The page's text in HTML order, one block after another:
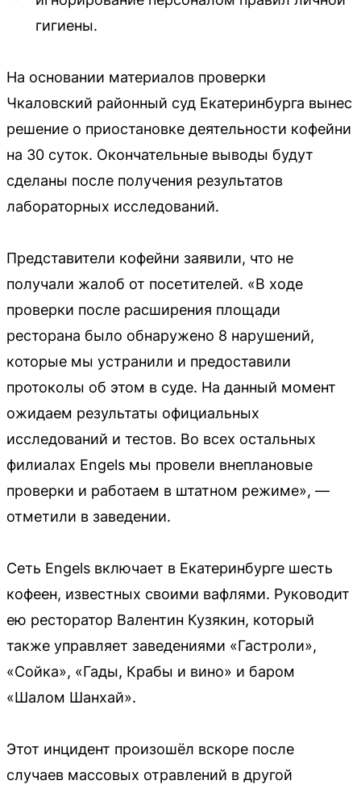
гигиены.
На основании материалов проверки
Чкаловский районный суд Екатеринбурга вынес
решение о приостановке деятельности кофейни
на 30 суток. Окончательные выводы будут
сделаны после получения результатов
лабораторных исследований.
Представители кофейни заявили, что не
получали жалоб от посетителей. «В ходе
проверки после расширения площади
ресторана было обнаружено 8 нарушений,
которые мы устранили и предоставили
протоколы об этом в суде. На данный момент
ожидаем результаты официальных
исследований и тестов. Во всех остальных
филиалах Engels мы провели внеплановые
проверки и работаем в штатном режиме», —
отметили в заведении.
Сеть Engels включает в Екатеринбурге шесть
кофеен, известных своими вафлями. Руководит
ею ресторатор Валентин Кузякин, который
также управляет заведениями «Гастроли»,
«Сойка», «Гады, Крабы и вино» и баром
«Шалом Шанхай».
Этот инцидент произошёл вскоре после
случаев массовых отравлений в другой